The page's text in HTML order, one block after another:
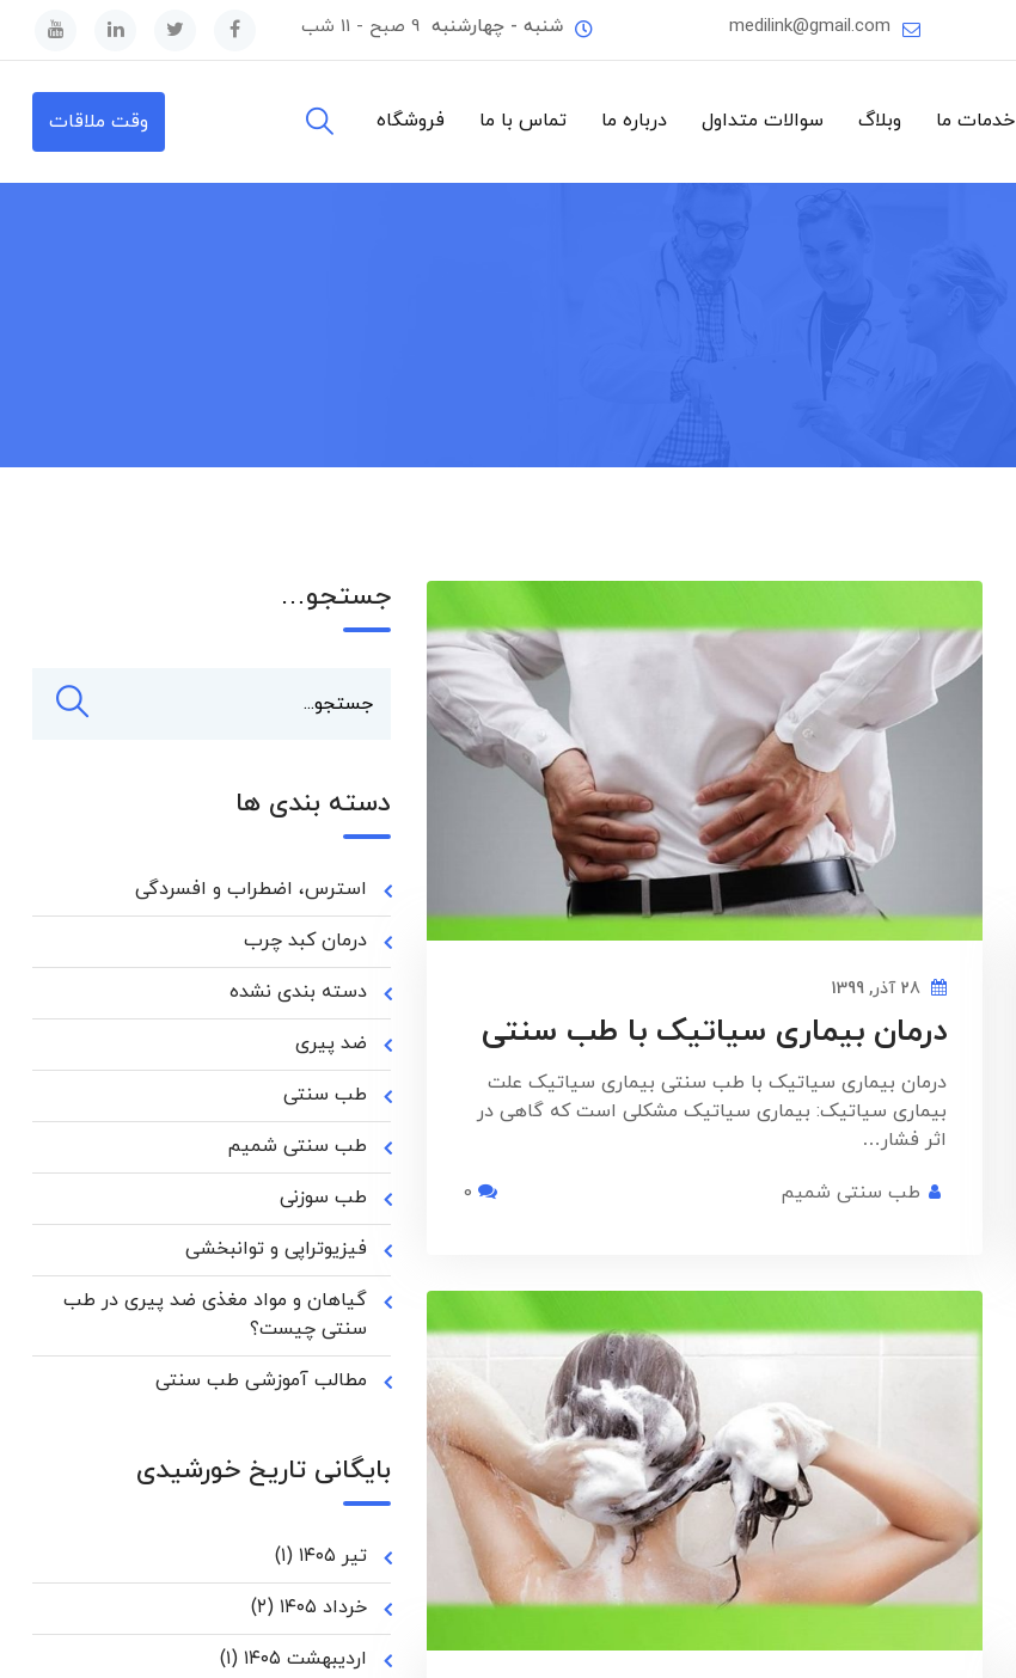
medilink@gmail.com شنبه - چهارشنبه9 صبح - 11 شب
خدمات ما وبلاگ سوالات متداول درباره ما تماس با ما فروشگاه وقت ملاقات
درمان بیماری سیاتیک با طب سنتی
درمان بیماری سیاتیک با طب سنتی بیماری سیاتیک علت
بیماری سیاتیک: بیماری سیاتیک مشکلی است که گاهی در
اثر فشار…
طب سنتی شمیم
جستجو…
دسته بندی ها
استرس، اضطراب و افسردگی
درمان کبد چرب
دسته بندی نشده
ضد پیری
طب سنتی
طب سنتی شمیم
طب سوزنی
فیزیوتراپی و توانبخشی
گیاهان و مواد مغذی ضد پیری در طب
سنتی چیست؟
مطالب آموزشی طب سنتی
بایگانی تاریخ خورشیدی
تیر ۱۴۰۵
(۱)
خرداد ۱۴۰۵
(۲)
اردیبهشت ۱۴۰۵
(۱)